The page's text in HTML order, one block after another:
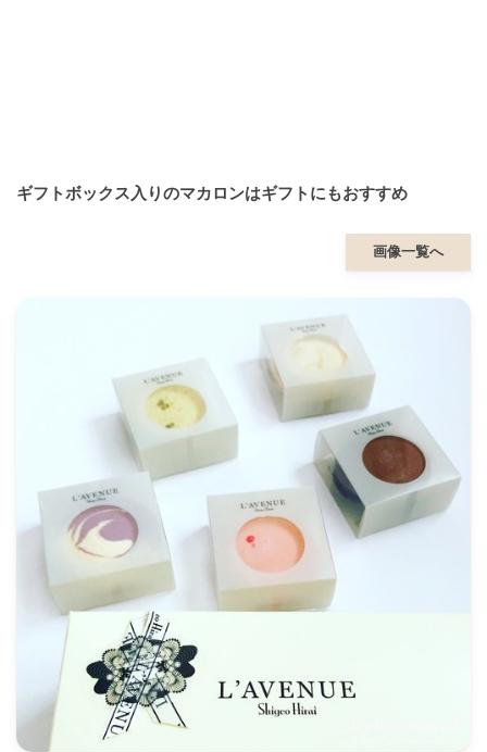
ギフトボックス入りのマカロンはギフトにもおすすめ
画像一覧へ